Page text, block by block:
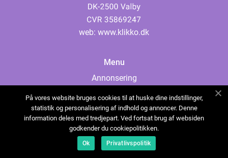
web: www.klikko.dk
Menu
Annonsering
Cookies
Kontakta oss
Sitemap
På vores website bruges cookies til at huske dine indstillinger,
statistik og personalisering af indhold og annoncer. Denne
information deles med tredjepart. Ved fortsat brug af websiden
godkender du cookiepolitikken.
Ok Privatlivspolitik